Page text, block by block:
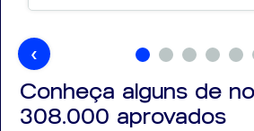
‹
Conheça alguns de
308.000 aprovados